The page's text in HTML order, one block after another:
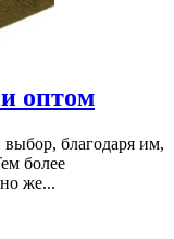
оптом
благодаря им,
более
же...